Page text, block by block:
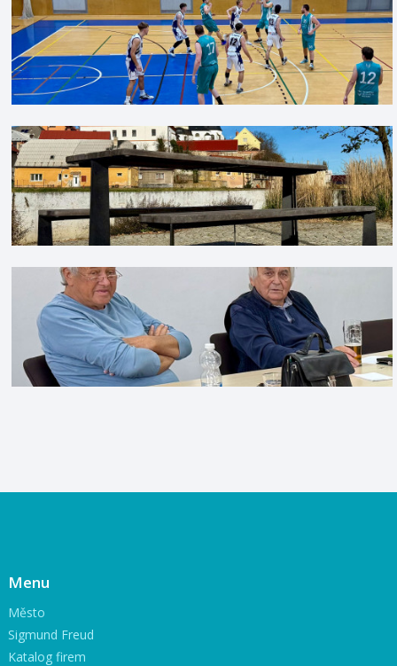
Menu
Město
Sigmund Freud
Katalog firem